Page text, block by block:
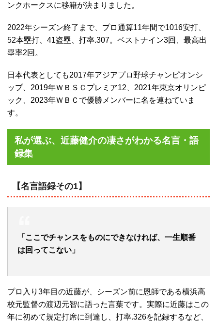
ンクホークスに移籍が決まりました。
2022年シーズン終了まで、プロ通算11年間で1016安打、
52本塁打、41盗塁、打率.307。ベストナイン3回、最高出
塁率2回。
日本代表としても2017年アジアプロ野球チャンピオンシ
ップ、2019年ＷＢＳＣプレミア12、2021年東京オリンピ
ック、2023年ＷＢＣで優勝メンバーに名を連ねていま
す。
私が選ぶ、近藤健介の凄さがわかる名言・語
録集
【名言語録その1】
「ここでチャンスをものにできなければ、一生順番
は回ってこない」
プロ入り3年目の近藤が、シーズン前に恩師である横浜高
校元監督の渡辺元智に語った言葉です。実際に近藤はこの
年に初めて規定打席に到達し、打率.326を記録するなど、